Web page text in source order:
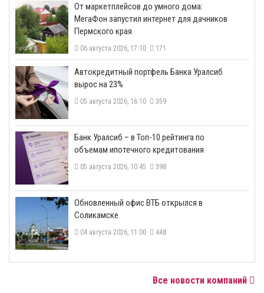
От маркетплейсов до умного дома:
МегаФон запустил интернет для дачников
Пермского края
06 августа 2026, 17:10 171
​Автокредитный портфель Банка Уралсиб
вырос на 23%
05 августа 2026, 16:10 359
​Банк Уралсиб – в Топ-10 рейтинга по
объемам ипотечного кредитования
05 августа 2026, 10:45 398
​Обновленный офис ВТБ открылся в
Соликамске
04 августа 2026, 11:00 448
Все новости компаний